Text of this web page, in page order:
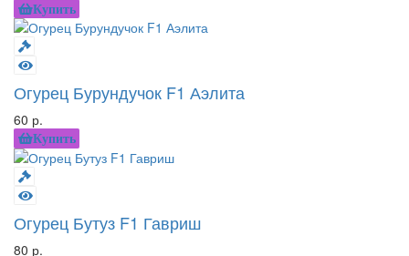
Купить
Огурец Бурундучок F1 Аэлита
60 р.
Купить
Огурец Бутуз F1 Гавриш
80 р.